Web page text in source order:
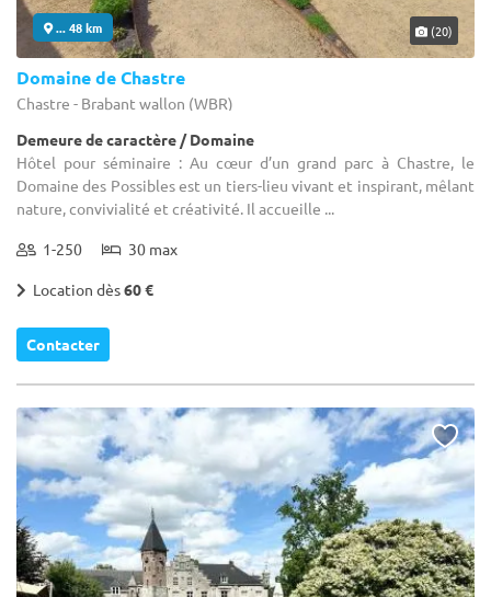
... 48 km (20)
Domaine de Chastre
Chastre - Brabant wallon (WBR)
Demeure de caractère / Domaine
Hôtel pour séminaire : Au cœur d’un grand parc à Chastre, le
Domaine des Possibles est un tiers-lieu vivant et inspirant, mêlant
nature, convivialité et créativité. Il accueille ...
1-250 30 max
Location dès60 €
Contacter